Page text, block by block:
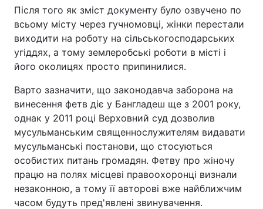
Головна
Україна Політика
Економіка Світ
Техно і зв'язок Лайт
Зброя Інциденти
Здоров'я Туризм
Цікавинки Погода
Після того як зміст документу було озвучено по
всьому місту через гучномовці, жінки перестали
виходити на роботу на сільськогосподарських
угіддях, а тому землеробські роботи в місті і
його околицях просто припинилися.
Варто зазначити, що законодавча заборона на
винесення фетв діє у Бангладеш ще з 2001 року,
однак у 2011 році Верховний суд дозволив
мусульманським священнослужителям видавати
мусульманські постанови, що стосуються
особистих питань громадян. Фетву про жіночу
працю на полях місцеві правоохоронці визнали
незаконною, а тому її авторові вже найближчим
часом будуть пред'явлені звинувачення.